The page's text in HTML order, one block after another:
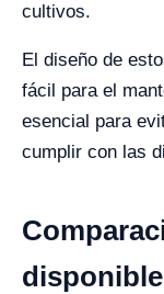
cultivos.
El diseño de
fácil para el
esencial para
cumplir con las